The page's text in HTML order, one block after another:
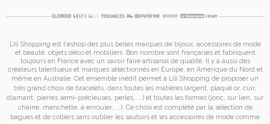
Lili Shopping est l'eshop des plus belles marques de bijoux, accessoires de mode
et beauté, objets déco et mobiliers. Bon nombre sont françaises et fabriquent
toujours en France avec un savoir faire artisanal de qualité. Il y a aussi des
créateurs talentueux et marques sélectionnés en Europe, en Amérique du Nord et
même en Australie. Cet ensemble inédit permet à Lili Shopping de proposer un
très grand choix de bracelets , dans toutes les matières (argent, plaqué or, cuir,
diamant, pierres semi-précieuses, perles, ...) et toutes les formes (jonc, sur lien, sur
chaîne, manchette, à enrouler, ...). Ce choix est complété par la sélection de
bagues et de colliers sans oublier les sautoirs et les accessoires de mode comme